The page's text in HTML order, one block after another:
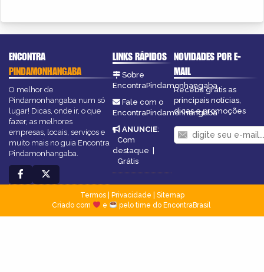
ENCONTRA
PINDAMONHANGABA
O melhor de
Pindamonhangaba num só
lugar! Dicas, onde ir, o que
fazer, as melhores
empresas, locais, serviços e
muito mais no guia Encontra
Pindamonhangaba.
LINKS RÁPIDOS
Sobre
EncontraPindamonhangaba
Fale com o
EncontraPindamonhangaba
ANUNCIE:
Com
destaque |
Grátis
NOVIDADES POR E-
MAIL
Receba grátis as
principais notícias,
dicas e promoções
Termos| Privacidade
Sitemap
Criado com
e pelo time do EncontraBrasil